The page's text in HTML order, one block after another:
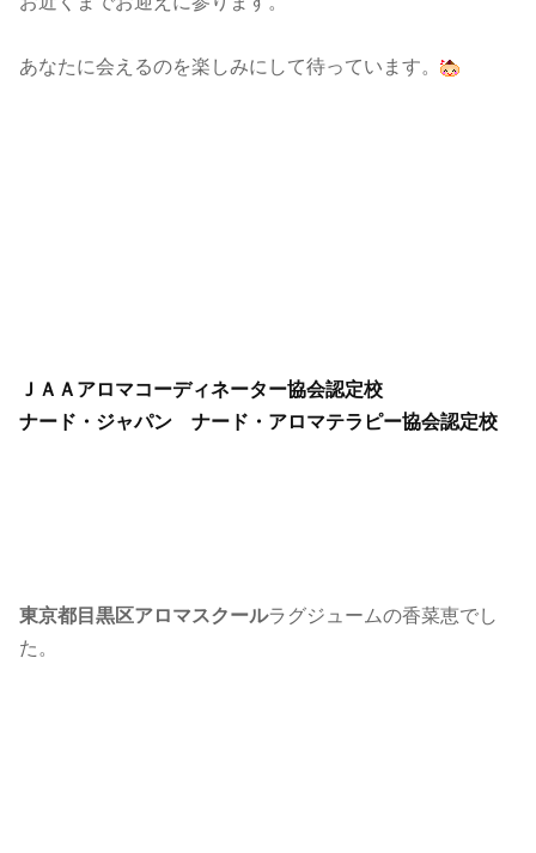
あなたに会えるのを楽しみにして待っています。
ＪＡＡアロマコーディネーター協会認定校
ナード・ジャパン ナード・アロマテラピー協会認定校
東京都目黒区アロマスクールラグジュームの香菜恵でし
た。